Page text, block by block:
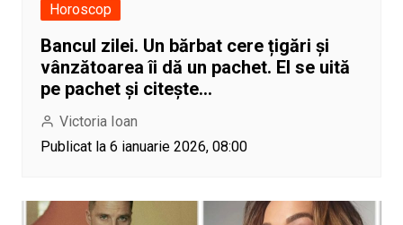
Horoscop
Bancul zilei. Un bărbat cere țigări și
vânzătoarea îi dă un pachet. El se uită
pe pachet și citește…
Victoria Ioan
Publicat la 6 ianuarie 2026, 08:00